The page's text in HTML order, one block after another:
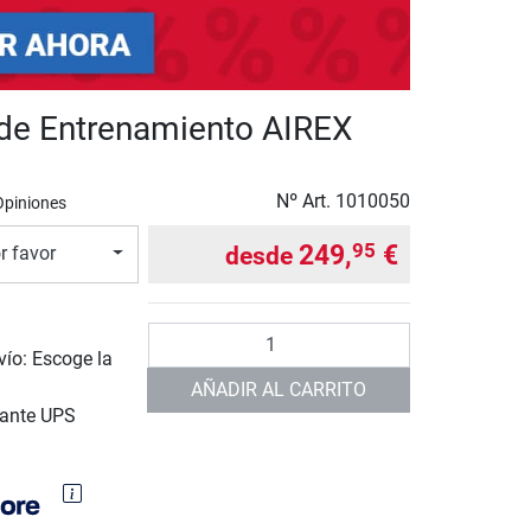
Entrenamiento AIREX
Nº Art. 1010050
favor
Escoge la
UPS
desde 249,95 €
AÑADIR AL CARRITO